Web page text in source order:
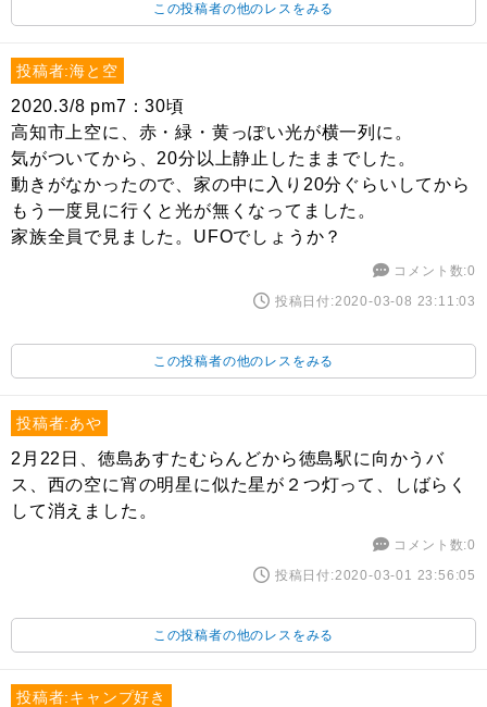
この投稿者の他のレスをみる
投稿者:海と空
2020.3/8 pm7：30頃
高知市上空に、赤・緑・黄っぽい光が横一列に。
気がついてから、20分以上静止したままでした。
動きがなかったので、家の中に入り20分ぐらいしてから
もう一度見に行くと光が無くなってました。
家族全員で見ました。UFOでしょうか？
コメント数:0
投稿日付:2020-03-08 23:11:03
この投稿者の他のレスをみる
投稿者:あや
2月22日、徳島あすたむらんどから徳島駅に向かうバ
ス、西の空に宵の明星に似た星が２つ灯って、しばらく
して消えました。
コメント数:0
投稿日付:2020-03-01 23:56:05
この投稿者の他のレスをみる
投稿者:キャンプ好き